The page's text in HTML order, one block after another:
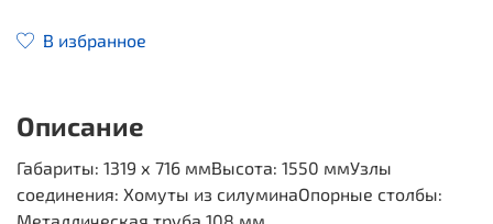
В избранное
Описание
Габариты: 1319 х 716 ммВысота: 1550 ммУзлы
соединения: Хомуты из силуминаОпорные столбы:
Металлическая труба 108 мм